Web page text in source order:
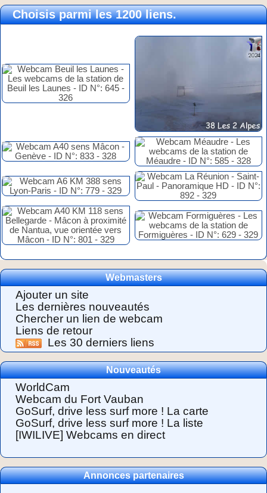
Choisis parmi les 1200 liens.
Webmasters
Ajouter un site
Les dernières nouveautés
Chercher un lien de webcam
Liens de retour
Les 30 derniers liens
Nouveautés
WorldCam
Webcam du Fort Vauban
GoSurf, drive less surf more ! La carte
GoSurf, drive less surf more ! La liste
[IWILIVE] Webcams en direct
Annonces partenaires